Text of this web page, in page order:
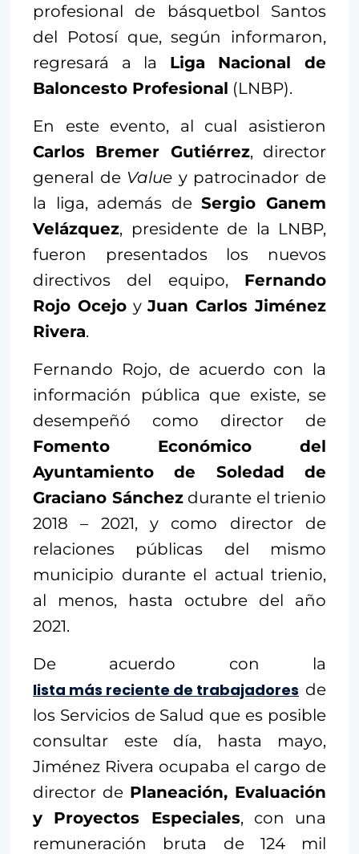
profesional de básquetbol Santos
del Potosí que, según informaron,
regresará a la Liga Nacional de
Baloncesto Profesional (LNBP).
En este evento, al cual asistieron
Carlos Bremer Gutiérrez, director
general de Value y patrocinador de
la liga, además deSergio Ganem
Velázquez, presidente de la LNBP,
fueron presentados los nuevos
directivos del equipo, Fernando
Rojo OcejoyJuan Carlos Jiménez
Rivera.
Fernando Rojo, de acuerdo con la
información pública que existe, se
desempeñó como director de
Fomento Económico del
Ayuntamiento de Soledad de
Graciano Sánchezdurante el trienio
2018 – 2021, y como director de
relaciones públicas del mismo
municipio durante el actual trienio,
al menos, hasta octubre del año
2021.
De acuerdo con la
lista más reciente de trabajadores de
los Servicios de Salud que es posible
consultar este día, hasta mayo,
Jiménez Rivera ocupaba el cargo de
director de Planeación, Evaluación
y Proyectos Especiales, con una
remuneración bruta de 124 mil